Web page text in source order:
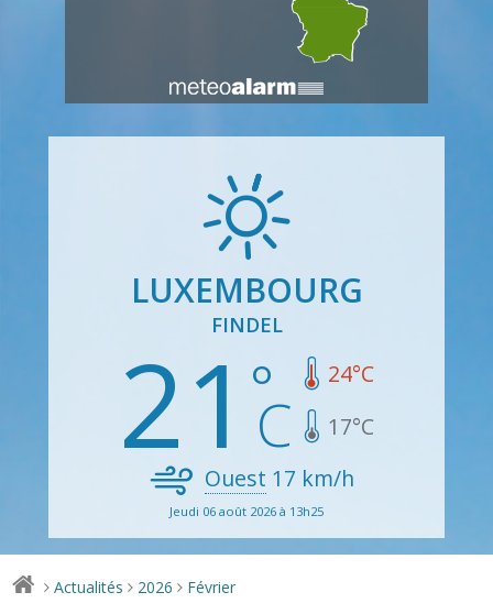
LUXEMBOURG
FINDEL
21 24°C
17°C
Ouest 17 km/h
Jeudi 06 août 2026 à 13h25
> Actualités > 2026 > Février